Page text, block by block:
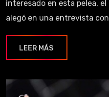
interesado en esta pelea,
alegó en una entrevista
LEER MÁS